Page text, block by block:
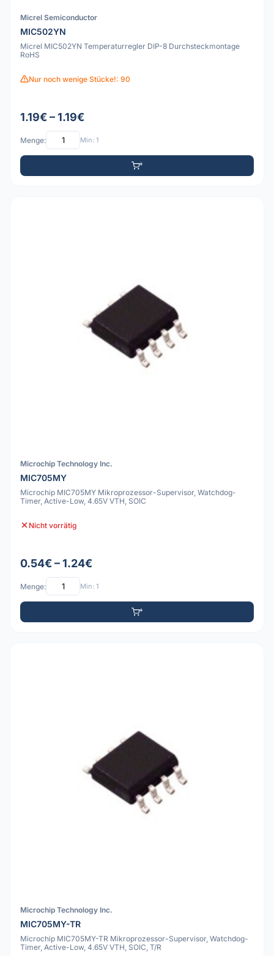
Micrel Semiconductor
MIC502YN
Micrel MIC502YN Temperaturregler DIP-8 Durchsteckmontage
RoHS
Nur noch wenige Stücke!: 90
1.19€ – 1.19€
Menge: Min: 1
Microchip Technology Inc.
MIC705MY
Microchip MIC705MY Mikroprozessor-Supervisor, Watchdog-
Timer, Active-Low, 4.65V VTH, SOIC
Nicht vorrätig
0.54€ – 1.24€
Menge: Min: 1
Microchip Technology Inc.
MIC705MY-TR
Microchip MIC705MY-TR Mikroprozessor-Supervisor, Watchdog-
Timer, Active-Low, 4.65V VTH, SOIC, T/R